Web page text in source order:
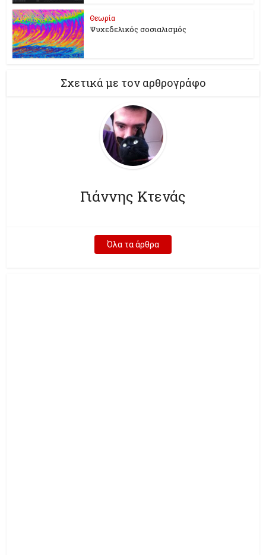
Θεωρία
Ψυχεδελικός σοσιαλισμός
Σχετικά με τον αρθρογράφο
Γιάννης Κτενάς
Όλα τα άρθρα